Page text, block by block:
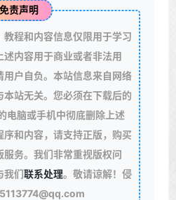
免责声明
程和内容信息仅限用于学习
内容用于商业或者非法用
户自负。本站信息来自网络
本站无关。您必须在下载后的
电脑或手机中彻底删除上述
序和内容，请支持正版，购买
务。我们非常重视版权问
我们联系处理。敬请谅解！侵